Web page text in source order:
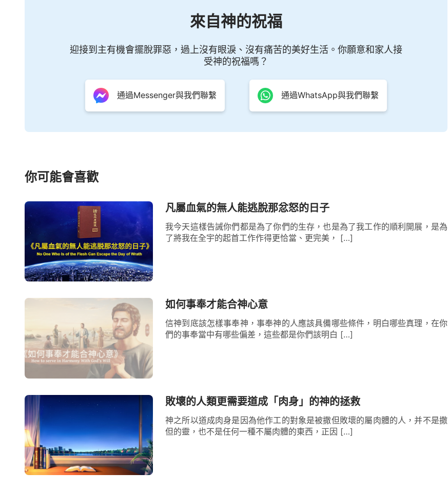
來自神的祝福
迎接到主有機會擺脫罪惡，過上沒有眼淚、沒有痛苦的美好生活。你願意和家人接
受神的祝福嗎？
通過Messenger與我們聯繫 通過WhatsApp與我們聯繫
你可能會喜歡
凡屬血氣的無人能逃脫那忿怒的日子
我今天這樣告誡你們都是為了你們的生存，也是為了我工作的順利開展，是為
了將我在全宇的起首工作作得更恰當、更完美， […]
如何事奉才能合神心意
信神到底該怎樣事奉神，事奉神的人應該具備哪些條件，明白哪些真理，在你
們的事奉當中有哪些偏差，這些都是你們該明白 […]
敗壞的人類更需要道成「肉身」的神的拯救
神之所以道成肉身是因為他作工的對象是被撒但敗壞的屬肉體的人，并不是撒
但的靈，也不是任何一種不屬肉體的東西，正因 […]